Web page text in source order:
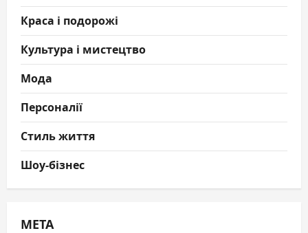
Краса і подорожі
Культура і мистецтво
Мода
Персоналії
Стиль життя
Шоу-бізнес
МЕТА